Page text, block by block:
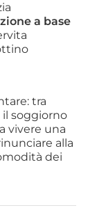
a base
tra
il soggiorno
vivere una
alla
dei